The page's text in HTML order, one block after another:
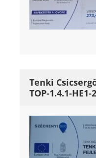
Tenki
TOP-1.4.1-HE1-